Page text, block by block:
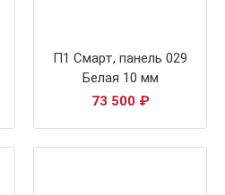
П1 Смарт, панель 029
Белая 10 мм
73 500 ₽